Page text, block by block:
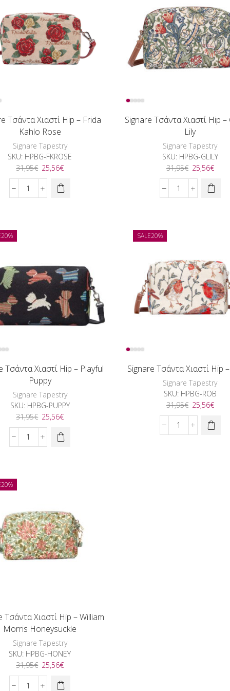
ποσότητα
ποσότητα
Τσάντα Χιαστί Hip – Frida
Kahlo Rose
Signare Tapestry
SKU: HPBG-FKROSE
31,95€ Original
price
was:
31,95€.
25,56€Η
τιμή
Signare
Rose
ποσότητα
Signare Τσάντα Χιαστί Hip
Lily
Signare Tapestry
SKU: HPBG-GLILY
31,95€ Original
price
was:
31,95€.
25,56€Η
τιμή
Signare
Lily
ποσότητα
20%
Τσάντα Χιαστί Hip – Playful
Puppy
Signare Tapestry
SKU: HPBG-PUPPY
31,95€ Original
price
was:
31,95€.
25,56€Η
τιμή
Signare
ποσότητα
SALE20%
Signare Τσάντα Χιαστί Hip
Signare Tapestry
SKU: HPBG-ROB
31,95€ Original
price
was:
31,95€.
25,56€Η
τιμή
Signare
20%
Τσάντα Χιαστί Hip – William
Morris Honeysuckle
Signare Tapestry
SKU: HPBG-HONEY
31,95€ Original
price
was:
25,56€Η
τιμή